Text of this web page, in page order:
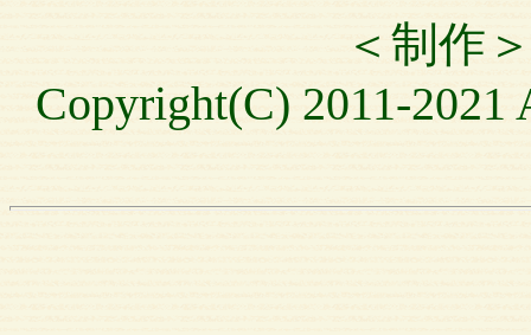
＜制作
Copyright(C) 2011-2021